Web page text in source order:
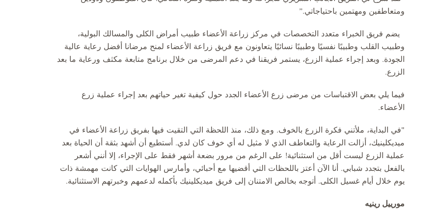
ومتعاطفين ومهتمين باحتياجاتي.”
يضم فريق الخبراء متعدد التخصصات في مركز زراعة الأعضاء طبيب أمراض الكلى والمسالك البولية،
وطبيب القلب وطبيبًا نفسيًا وطبيبًا نسائيًا يتعاونون مع فريق زراعة الأعضاء لمنح مرضانا أفضل رعاية عالية
الجودة. وبعد إجراء عملية الزرع، يستمر فريقنا في دعم المرضى من خلال برنامج متابعة مكثف ورعاية ما بعد
الزرع.
فيما يلي بعض الاقتباسات من مرضى زرع الأعضاء الجدد حول كيفية تغير حياتهم بعد إجراء عملية زرع
الأعضاء.
"في البداية، ملأتني فكرة الزرع بالخوف. ومع ذلك، منذ اللحظة التي التقيت فيها بفريق زراعة الأعضاء في
ميديكلينيك، أزالت الرعاية والتعاطف الذي لا مثيل له أي خوف كان لدي. أستطيع أن أشهد بثقة أن الحياة بعد
عملية الزرع ليست أقل من استثنائية! على الرغم من مرور بضعة أشهر فقط على الإجراء، إلا أنني أشعر
بالفعل بتجدد شبابي. أنا الآن أعتز باللحظات التي أقضيها مع أحبائي، وأمارس الهوايات التي كانت مهمشة ذات
يوم خلال أيام غسيل الكلى. أتوجه بخالص الامتنان إلى فريق ميديكلينيك بأكمله لدعمهم وخبرتهم الاستثنائية.
مورييل رينيه